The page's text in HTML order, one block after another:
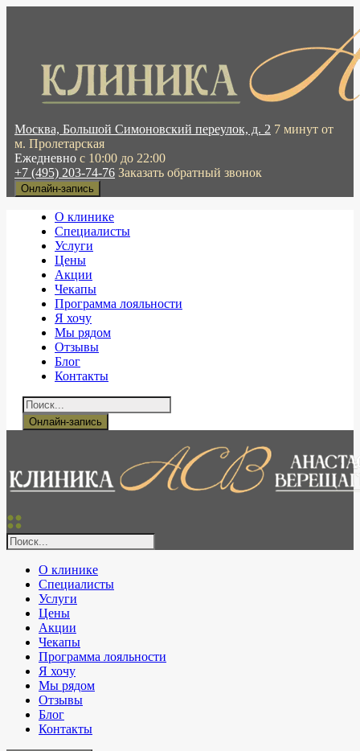
Москва, Большой Симоновский переулок, д. 2 7 минут от
м. Пролетарская
Ежедневно с 10:00 до 22:00
+7 (495) 203-74-76 Заказать обратный звонок
Онлайн-запись
О клинике
Специалисты
Услуги
Цены
Акции
Чекапы
Программа лояльности
Я хочу
Мы рядом
Отзывы
Блог
Контакты
Онлайн-запись
О клинике
Специалисты
Услуги
Цены
Акции
Чекапы
Программа лояльности
Я хочу
Мы рядом
Отзывы
Блог
Контакты